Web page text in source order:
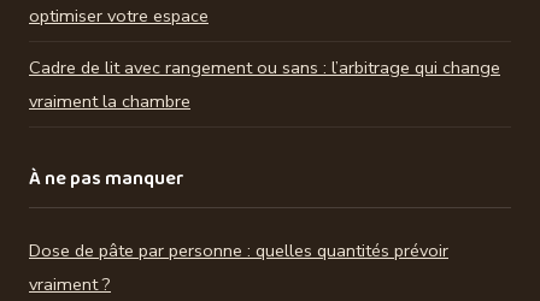
optimiser votre espace
Cadre de lit avec rangement ou sans : l’arbitrage qui change
vraiment la chambre
À ne pas manquer
Dose de pâte par personne : quelles quantités prévoir
vraiment ?